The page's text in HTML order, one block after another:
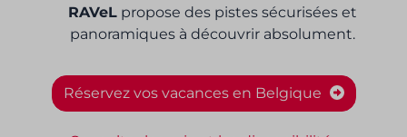
RAVeL propose des pistes sécurisées et
panoramiques à découvrir absolument.
Réservez vos vacances en Belgique